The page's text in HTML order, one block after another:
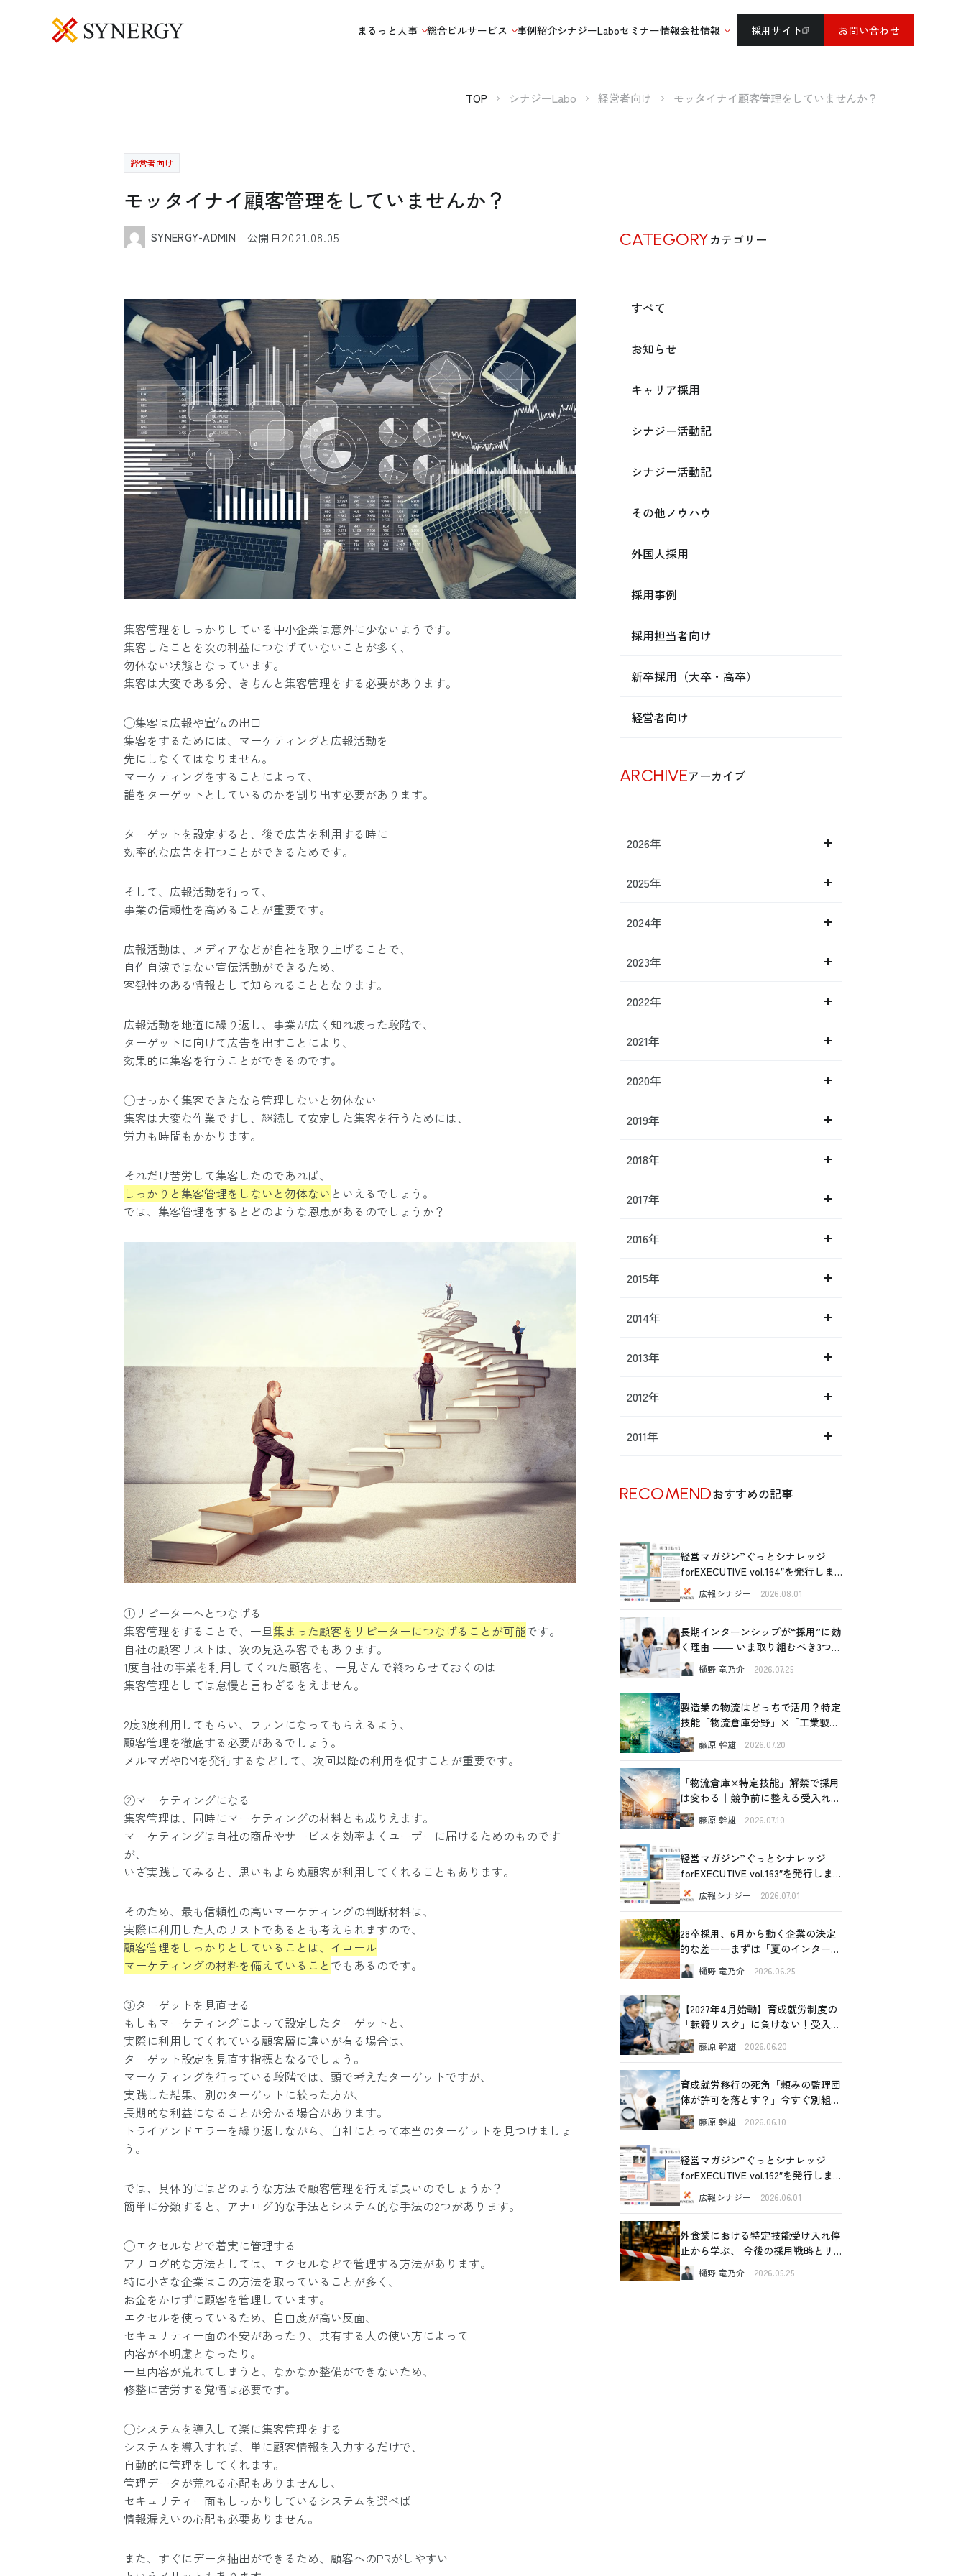
まるっと人事 総合ビルサービス 事例紹介シナジーLaboセミナー情報会社情報 採用サイト お問い合わせ
TOP シナジーLabo 経営者向け モッタイナイ顧客管理をしていませんか？
経営者向け
モッタイナイ顧客管理をしていませんか？
SYNERGY-ADMIN 公開日 2021.08.05
集客管理をしっかりしている中小企業は意外に少ないようです。
集客したことを次の利益につなげていないことが多く、
勿体ない状態となっています。
集客は大変である分、きちんと集客管理をする必要があります。
◯集客は広報や宣伝の出口
集客をするためには、マーケティングと広報活動を
先にしなくてはなりません。
マーケティングをすることによって、
誰をターゲットとしているのかを割り出す必要があります。
ターゲットを設定すると、後で広告を利用する時に
効率的な広告を打つことができるためです。
そして、広報活動を行って、
事業の信頼性を高めることが重要です。
広報活動は、メディアなどが自社を取り上げることで、
自作自演ではない宣伝活動ができるため、
客観性のある情報として知られることとなります。
広報活動を地道に繰り返し、事業が広く知れ渡った段階で、
ターゲットに向けて広告を出すことにより、
効果的に集客を行うことができるのです。
◯せっかく集客できたなら管理しないと勿体ない
集客は大変な作業ですし、継続して安定した集客を行うためには、
労力も時間もかかります。
それだけ苦労して集客したのであれば、
しっかりと集客管理をしないと勿体ない といえるでしょう。
では、集客管理をするとどのような恩恵があるのでしょうか？
①リピーターへとつなげる
集客管理をすることで、一旦集まった顧客をリピーターにつなげることが可能です。
自社の顧客リストは、次の見込み客でもあります。
1度自社の事業を利用してくれた顧客を、一見さんで終わらせておくのは
集客管理としては怠慢と言わざるをえません。
2度3度利用してもらい、ファンになってもらえるよう、
顧客管理を徹底する必要があるでしょう。
メルマガやDMを発行するなどして、次回以降の利用を促すことが重要です。
②マーケティングになる
集客管理は、同時にマーケティングの材料とも成りえます。
マーケティングは自社の商品やサービスを効率よくユーザーに届けるためのものです
が、
いざ実践してみると、思いもよらぬ顧客が利用してくれることもあります。
そのため、最も信頼性の高いマーケティングの判断材料は、
実際に利用した人のリストであるとも考えられますので、
顧客管理をしっかりとしていることは、イコール
マーケティングの材料を備えていること でもあるのです。
③ターゲットを見直せる
もしもマーケティングによって設定したターゲットと、
実際に利用してくれている顧客層に違いが有る場合は、
ターゲット設定を見直す指標となるでしょう。
マーケティングを行っている段階では、頭で考えたターゲットですが、
実践した結果、別のターゲットに絞った方が、
長期的な利益になることが分かる場合があります。
トライアンドエラーを繰り返しながら、自社にとって本当のターゲットを見つけましょ
う。
では、具体的にはどのような方法で顧客管理を行えば良いのでしょうか？
簡単に分類すると、アナログ的な手法とシステム的な手法の2つがあります。
◯エクセルなどで着実に管理する
アナログ的な方法としては、エクセルなどで管理する方法があります。
特に小さな企業はこの方法を取っていることが多く、
お金をかけずに顧客を管理しています。
エクセルを使っているため、自由度が高い反面、
セキュリティー面の不安があったり、共有する人の使い方によって
内容が不明慮となったり。
一旦内容が荒れてしまうと、なかなか整備ができないため、
修整に苦労する覚悟は必要です。
◯システムを導入して楽に集客管理をする
システムを導入すれば、単に顧客情報を入力するだけで、
自動的に管理をしてくれます。
管理データが荒れる心配もありませんし、
セキュリティー面もしっかりしているシステムを選べば
情報漏えいの心配も必要ありません。
また、すぐにデータ抽出ができるため、顧客へのPRがしやすい
CATEGORYカテゴリー
すべて
お知らせ
キャリア採用
シナジー活動記
シナジー活動記
その他ノウハウ
外国人採用
採用事例
採用担当者向け
新卒採用（大卒・高卒）
経営者向け
ARCHIVEアーカイブ
2026年
2025年
2024年
2023年
2022年
2021年
2020年
2019年
2018年
2017年
2016年
2015年
2014年
2013年
2012年
2011年
RECOMENDおすすめの記事
経営マガジン”ぐっとシナレッジ
forEXECUTIVE vol.164″を発行しま
した！広報シナジー 2026.08.01
長期インターンシップが“採用”に効
く理由 ―― いま取り組むべき3つの
価値 樋野 竜乃介 2026.07.25
製造業の物流はどっちで活用？特定
技能「物流倉庫分野」×「工業製品
製造分野」比較ガイド
藤原 幹雄 2026.07.20
「物流倉庫×特定技能」解禁で採用
は変わる｜競争前に整える受入れ設
計の全体像
藤原 幹雄 2026.07.10
経営マガジン”ぐっとシナレッジ
forEXECUTIVE vol.163″を発行しま
した！広報シナジー 2026.07.01
28卒採用、6月から動く企業の決定
的な差ーーまずは「夏のインターン
シップ」から始めてみませんか
樋野 竜乃介 2026.06.25
【2027年4月始動】育成就労制度の
「転籍リスク」に負けない！受入企
業が今すぐできるリアルな対策
藤原 幹雄 2026.06.20
育成就労移行の死角「頼みの監理団
体が許可を落とす？」今すぐ別組織
の内部事情に切り込むべき理由と、
確認すべき4つの重要ポイント
藤原 幹雄 2026.06.10
経営マガジン”ぐっとシナレッジ
forEXECUTIVE vol.162″を発行しま
した！広報シナジー 2026.06.01
外食業における特定技能受け入れ停
止から学ぶ、 今後の採用戦略とリ
スク管理樋野 竜乃介 2026.05.25